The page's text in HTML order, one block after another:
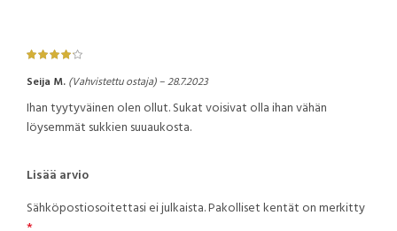
Seija M. (Vahvistettu ostaja)–28.7.2023
Ihan tyytyväinen olen ollut. Sukat voisivat olla ihan vähän
löysemmät sukkien suuaukosta.
Lisää arvio
Sähköpostiosoitettasi ei julkaista.Pakolliset kentät on merkitty